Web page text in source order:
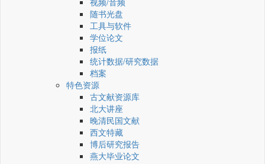
随书光盘
工具与软件
学位论文
报纸
统计数据/研究数据
档案
特色资源
古文献资源库
北大讲座
晚清民国文献
西文特藏
博后研究报告
燕大毕业论文